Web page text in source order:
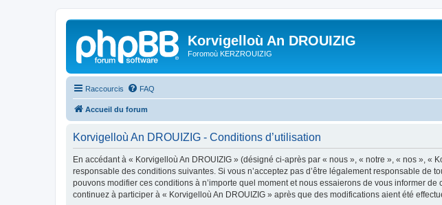
Korvigelloù An DROUIZIG
Foromoù KERZROUIZIG
Raccourcis FAQ
Accueil du forum
Korvigelloù An DROUIZIG - Conditions d’utilisation
En accédant à « Korvigelloù An DROUIZIG » (désigné ci-après par « nous », « notre », « nos », «
responsable des conditions suivantes. Si vous n’acceptez pas d’être légalement responsable
pouvons modifier ces conditions à n’importe quel moment et nous essaierons de vous informer
continuez à participer à « Korvigelloù An DROUIZIG » après que des modifications aient été